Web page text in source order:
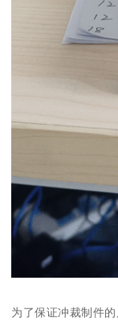
为了保证冲裁制件